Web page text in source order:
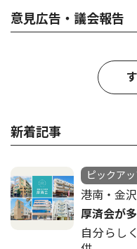
意見広告・議会報告
新着記事
ピックアッ
港南・金
厚済会が
自分らし